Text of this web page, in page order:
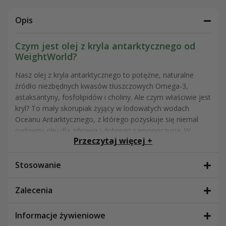
Opis
Czym jest olej z kryla antarktycznego od
WeightWorld?
Nasz olej z kryla antarktycznego to potężne, naturalne
źródło niezbędnych kwasów tłuszczowych Omega-3,
astaksantyny, fosfolipidów i choliny. Ale czym właściwie jest
kryl? To mały skorupiak żyjący w lodowatych wodach
Oceanu Antarktycznego, z którego pozyskuje się niemal
cudowny olej dla zdrowia i dobrego samopoczucia. W
przeciwieństwie do konwencjonalnych olejów rybnych, olej
Omega-3, ponieważ pozyskuje się go w sposób
Te kapsułki z olejem z kryla z Omega-3 są bogate w kwasy
zdrowia oczu i serca. Zarówno EPA, jak i DHA przyczyniają
Przeczytaj więcej +
Stosowanie
Zalecenia
Informacje żywieniowe